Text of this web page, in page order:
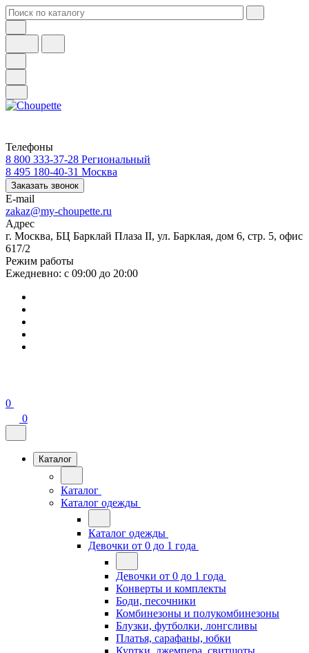
Телефоны
8 800 333-37-28 Региональный
8 495 180-40-31 Москва
Заказать звонок
E-mail
zakaz@my-choupette.ru
Адрес
г. Москва, БЦ Барклай Плаза II, ул. Барклая, дом 6, стр. 5, офис
617/2
Режим работы
Ежедневно: с 09:00 до 20:00
0
0
Каталог
Каталог
Каталог одежды
Каталог одежды
Девочки от 0 до 1 года
Девочки от 0 до 1 года
Конверты и комплекты
Боди, песочники
Комбинезоны и полукомбинезоны
Блузки, футболки, лонгсливы
Платья, сарафаны, юбки
Куртки, джемпера, свитшоты